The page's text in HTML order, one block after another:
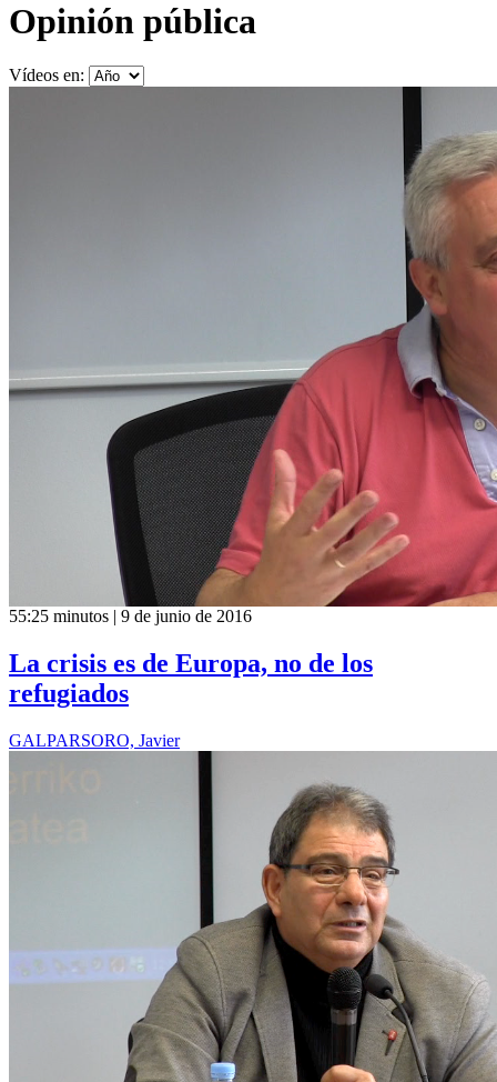
Opinión pública
Vídeos en:
55:25 minutos | 9 de junio de 2016
La crisis es de Europa, no de los
refugiados
GALPARSORO, Javier